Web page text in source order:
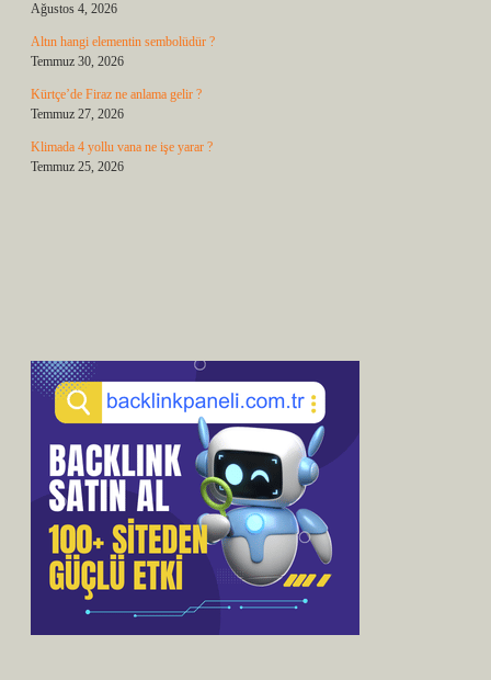
Ağustos 4, 2026
Altın hangi elementin sembolüdür ?
Temmuz 30, 2026
Kürtçe’de Firaz ne anlama gelir ?
Temmuz 27, 2026
Klimada 4 yollu vana ne işe yarar ?
Temmuz 25, 2026